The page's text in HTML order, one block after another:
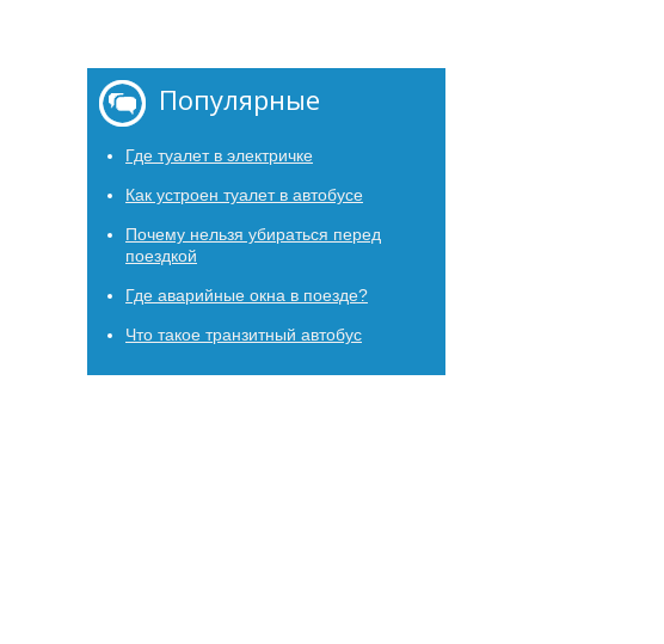
Популярные
Где туалет в электричке
Как устроен туалет в автобусе
Почему нельзя убираться перед
поездкой
Где аварийные окна в поезде?
Что такое транзитный автобус